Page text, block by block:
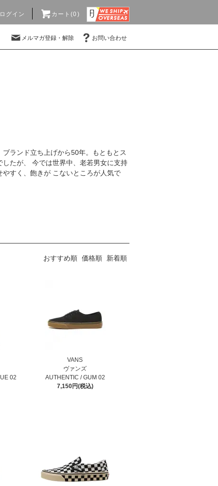
ログイン カート(0)
メルマガ登録・解除 お問い合わせ
ランド立ち上げから50年。もともとス
たが、 今では世界中、老若男女に支持
すく、飽きが こないところが人気で
おすすめ順 価格順 新着順
02
VANS
ヴァンズ
AUTHENTIC / GUM 02
7,150円(税込)